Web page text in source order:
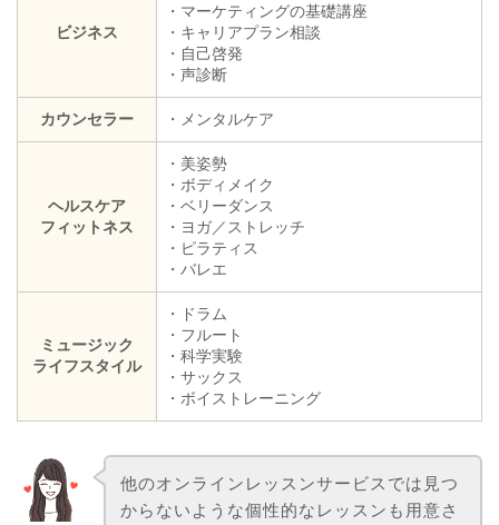
ビジネス
・マーケティングの基礎講座
・キャリアプラン相談
・自己啓発
・声診断
カウンセラー ・メンタルケア
ヘルスケア
フィットネス
・美姿勢
・ボディメイク
・ベリーダンス
・ヨガ／ストレッチ
・ピラティス
・バレエ
ミュージック
ライフスタイル
・ドラム
・フルート
・科学実験
・サックス
・ボイストレーニング
他のオンラインレッスンサービスでは見つ
からないような個性的なレッスンも用意さ